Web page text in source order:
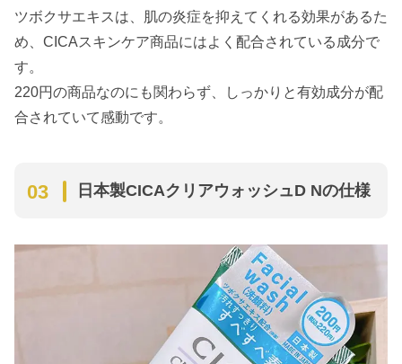
ツボクサエキスは、肌の炎症を抑えてくれる効果があるた
め、CICAスキンケア商品にはよく配合されている成分で
す。
220円の商品なのにも関わらず、しっかりと有効成分が配
合されていて感動です。
日本製CICAクリアウォッシュD Nの仕様